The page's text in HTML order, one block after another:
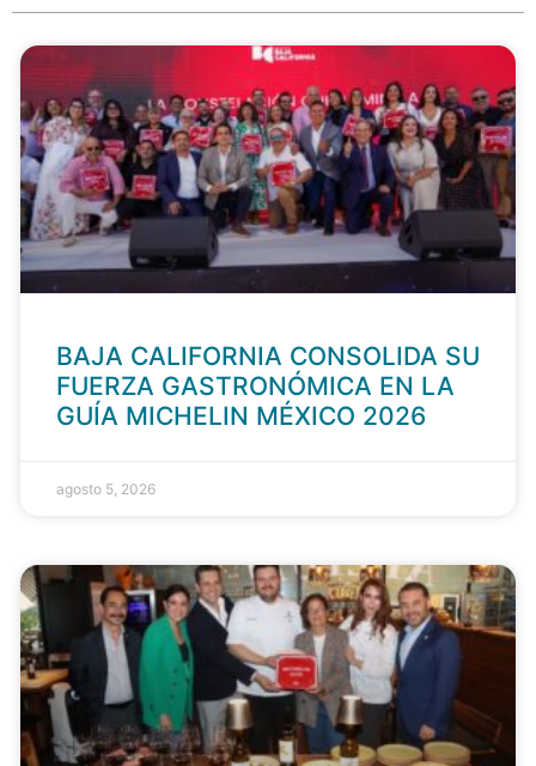
BAJA CALIFORNIA CONSOLIDA SU
FUERZA GASTRONÓMICA EN LA
GUÍA MICHELIN MÉXICO 2026
agosto 5, 2026